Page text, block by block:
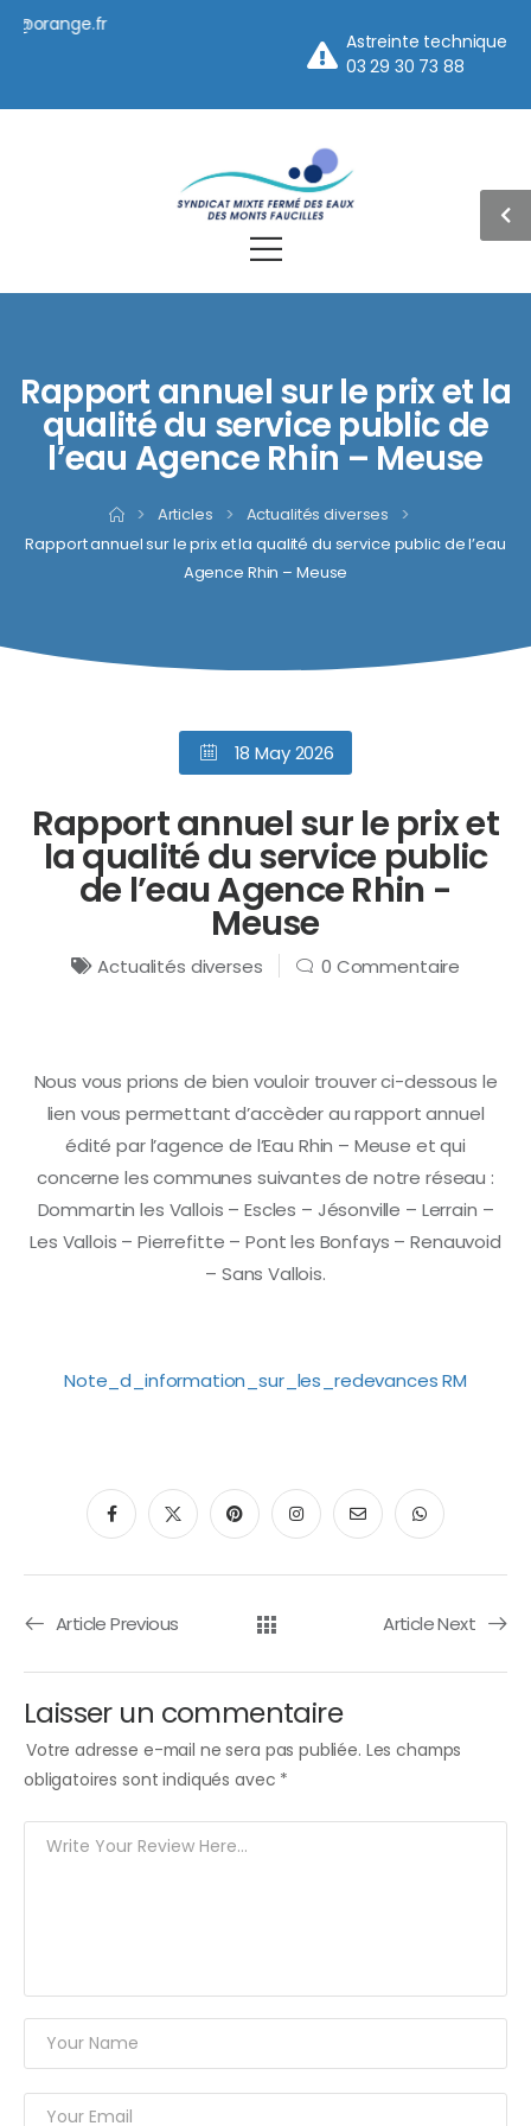
Astreinte technique
03 29 30 73 88
Rapport annuel sur le prix et la
qualité du service public de
l’eau Agence Rhin – Meuse
> Articles > Actualités diverses >
Rapport annuel sur le prix et la qualité du service public de l’eau
Agence Rhin – Meuse
18 May 2026
Rapport annuel sur le prix et
la qualité du service public
de l’eau Agence Rhin -
Meuse
Actualités diverses 0 Commentaire
Nous vous prions de bien vouloir trouver ci-dessous le
lien vous permettant d’accèder au rapport annuel
édité par l’agence de l’Eau Rhin – Meuse et qui
concerne les communes suivantes de notre réseau :
Dommartin les Vallois – Escles – Jésonville – Lerrain –
Les Vallois – Pierrefitte – Pont les Bonfays – Renauvoid
– Sans Vallois.
Note_d_information_sur_les_redevances RM
Article Previous Article Next
Laisser un commentaire
Votre adresse e-mail ne sera pas publiée. Les champs
obligatoires sont indiqués avec *